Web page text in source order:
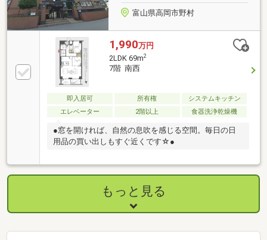
富山県高岡市野村
1,990万円
2LDK 69m2
7階 南西
即入居可 所有権
システムキッチン
エレベーター
2階以上 食器洗浄乾燥機
●窓を開ければ、自然の息吹を感じる空間。毎日の日
用品の買い出しもすぐ近くです☆●
もっと見る